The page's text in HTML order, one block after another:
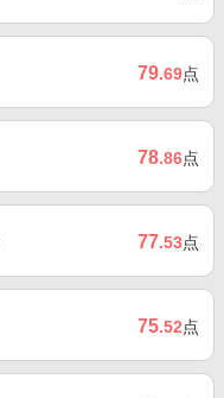
79.69点
78.86点
77.53点
75.52点